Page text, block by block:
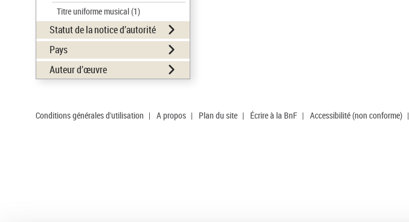
Titre uniforme musical(1)
Statut de la notice d’autorité
Pays
Auteur d’œuvre
Conditions générales d'utilisation | A propos | Plan du site | Écrire à la BnF | Accessibilité (non conforme) |